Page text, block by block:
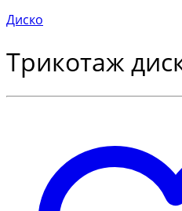
Диско
Трикотаж